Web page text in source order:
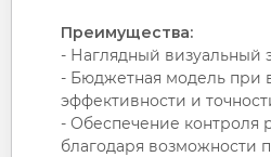
Преимущества:
- Наглядный визуальный
- Бюджетная модель при
эффективности и
- Обеспечение контроля
благодаря возможности